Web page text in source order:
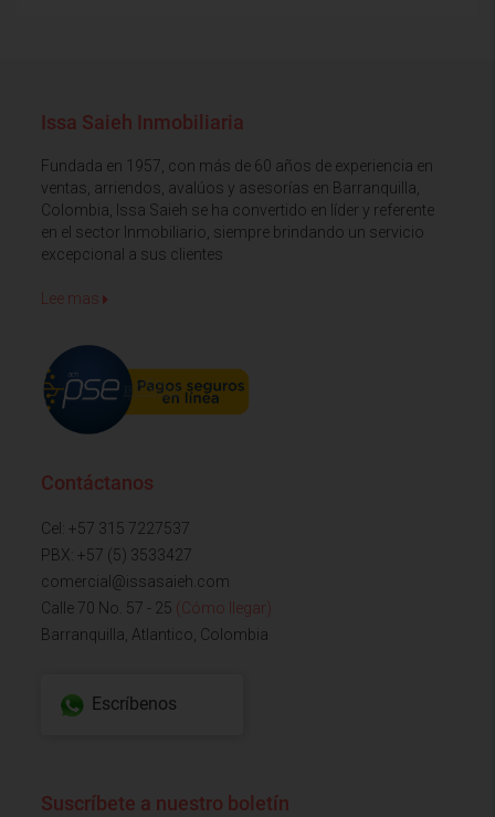
Issa Saieh Inmobiliaria
Fundada en 1957, con más de 60 años de experiencia en
ventas, arriendos, avalúos y asesorías en Barranquilla,
Colombia, Issa Saieh se ha convertido en líder y referente
en el sector Inmobiliario, siempre brindando un servicio
excepcional a sus clientes
Lee mas
Contáctanos
Cel: +57 315 7227537
PBX: +57 (5) 3533427
comercial@issasaieh.com
Calle 70 No. 57 - 25 (Cómo llegar)
Barranquilla, Atlantico, Colombia
Escríbenos
Suscríbete a nuestro boletín